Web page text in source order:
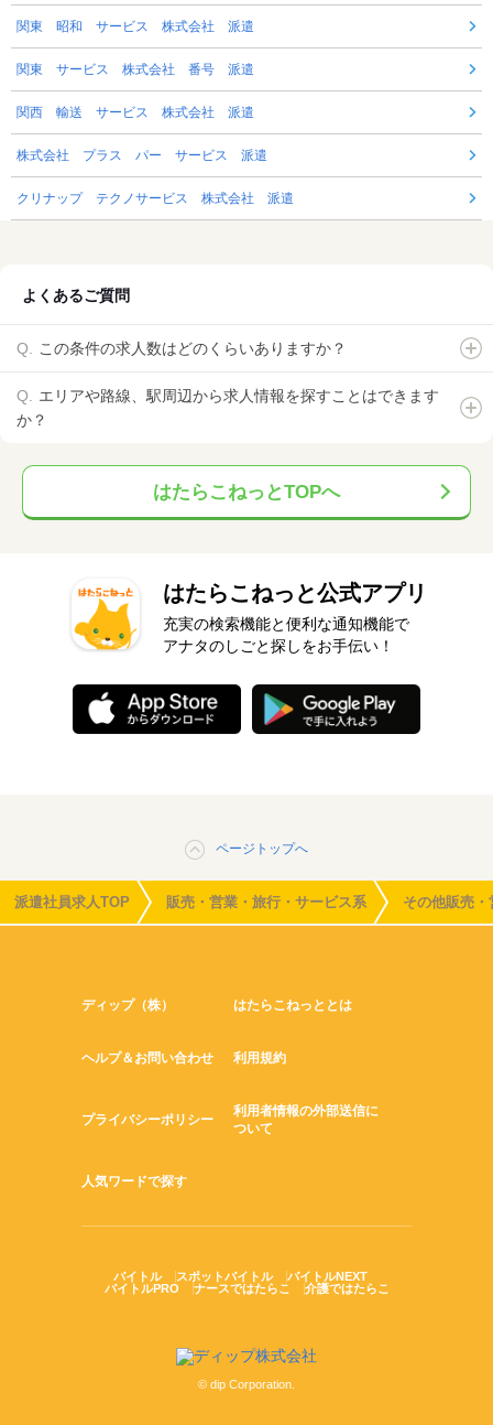
関東 昭和 サービス 株式会社 派遣
関東 サービス 株式会社 番号 派遣
関西 輸送 サービス 株式会社 派遣
株式会社 プラス パー サービス 派遣
クリナップ テクノサービス 株式会社 派遣
よくあるご質問
この条件の求人数はどのくらいありますか？
エリアや路線、駅周辺から求人情報を探すことはできます
か？
はたらこねっとTOPへ
はたらこねっと公式アプリ
充実の検索機能と便利な通知機能で
アナタのしごと探しをお手伝い！
ページトップへ
派遣社員求人TOP 販売・営業・旅行・サービス系 その他販売
ディップ（株） はたらこねっととは
ヘルプ＆お問い合わせ 利用規約
プライバシーポリシー
利用者情報の外部送信に
ついて
人気ワードで探す
バイトル スポットバイトル
バイトルNEXT
バイトルPRO
ナースではたらこ 介護ではたらこ
© dip Corporation.